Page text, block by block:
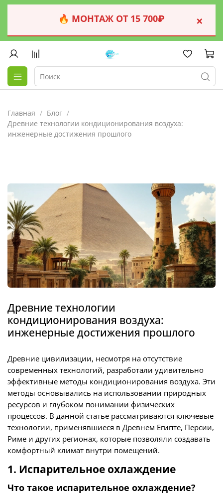
🔥 МОНТАЖ ОТ 15 700₽ ×
Главная
Блог
Древние технологии кондиционирования воздуха:
инженерные достижения прошлого
Древние технологии
кондиционирования воздуха:
инженерные достижения прошлого
Древние цивилизации, несмотря на отсутствие
современных технологий, разработали удивительно
эффективные методы кондиционирования воздуха. Эти
методы основывались на использовании природных
ресурсов и глубоком понимании физических
процессов. В данной статье рассматриваются ключевые
технологии, применявшиеся в Древнем Египте, Персии,
Риме и других регионах, которые позволяли создавать
комфортный климат внутри помещений.
1. Испарительное охлаждение
Что такое испарительное охлаждение?